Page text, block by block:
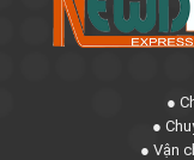
●
●
● Vận